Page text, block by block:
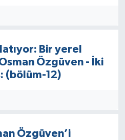
Bir yerel
Özgüven - İki
(bölüm-12)
Özgüven’i